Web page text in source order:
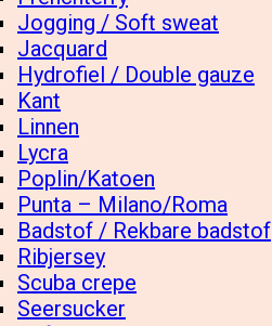
Jogging / Soft sweat
Jacquard
Hydrofiel / Double gauze
Kant
Linnen
Lycra
Poplin/Katoen
Punta – Milano/Roma
Badstof / Rekbare badstof
Ribjersey
Scuba crepe
Seersucker